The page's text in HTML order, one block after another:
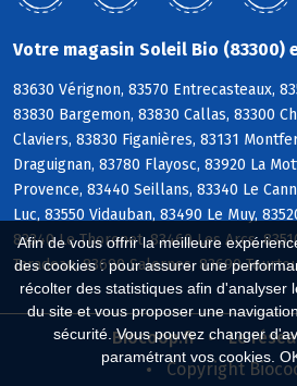
Afin de vous offrir la meilleure
des cookies : pour assurer une
récolter des statistiques afin d'analyser
du site et vous proposer une
sécurité. Vous pouvez changer
paramétrant vos cookies.
Votre magasin Soleil Bio (83300)
83630 Vérignon, 83570 Entrecasteaux,
83830 Bargemon, 83830 Callas, 83300
Claviers, 83830 Figanières, 83131
Draguignan, 83780 Flayosc, 83920 La
Provence, 83440 Seillans, 83340 Le
Luc, 83550 Vidauban, 83490 Le Muy,
83340 Le Thoronet, 83460 Les Arcs,
Taradeau, 83690 Salernes, 83690
Biocoop.fr
Le
Copyright